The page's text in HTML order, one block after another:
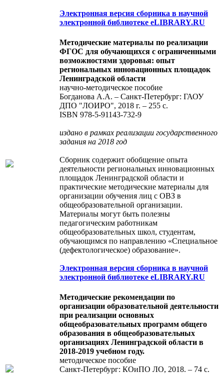
Электронная версия сборника в научной
электронной библиотеке eLIBRARY.RU
Методические материалы по реализации
ФГОС для обучающихся с ограниченными
возможностями здоровья: опыт
региональных инновационных площадок
Ленинградской области
научно-методическое пособие
Богданова А.А. – Санкт-Петербург: ГАОУ
ДПО "ЛОИРО", 2018 г. – 255 с.
ISBN 978-5-91143-732-9
издано в рамках реализации государственного
задания на 2018 год
Сборник содержит обобщение опыта
деятельности региональных инновационных
площадок Ленинградской области и
практические методические материалы для
организации обучения лиц с ОВЗ в
общеобразовательной организации.
Материалы могут быть полезны
педагогическим работникам
общеобразовательных школ, студентам,
обучающимся по направлению «Специальное
(дефектологическое) образование».
Электронная версия сборника в научной
электронной библиотеке eLIBRARY.RU
Методические рекомендации по
организации образовательной деятельности
при реализации основных
общеобразовательных программ общего
образования в общеобразовательных
организациях Ленинградской области в
2018-2019 учебном году.
методическое пособие
Санкт-Петербург: КОиПО ЛО, 2018. – 74 с.